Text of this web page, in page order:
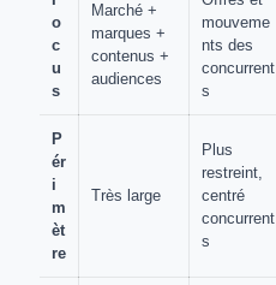
o
c
u
s
Marché +
marques +
contenus +
audiences
mouveme
nts des
concurrent
s
P
ér
i
m
èt
re
Très large
Plus
restreint,
centré
concurrent
s